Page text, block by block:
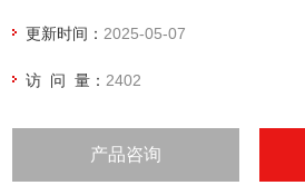
更新时间： 2025-05-07
访 问 量： 2402
产品咨询